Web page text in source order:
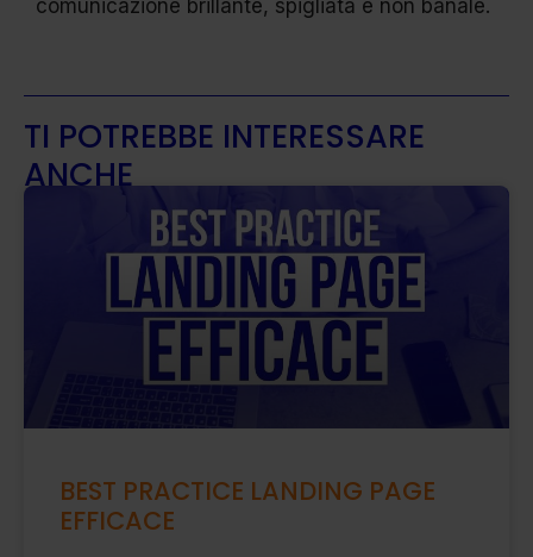
comunicazione brillante, spigliata e non banale.
TI POTREBBE INTERESSARE
ANCHE
BEST PRACTICE LANDING PAGE
EFFICACE